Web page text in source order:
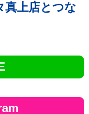
上店とつな